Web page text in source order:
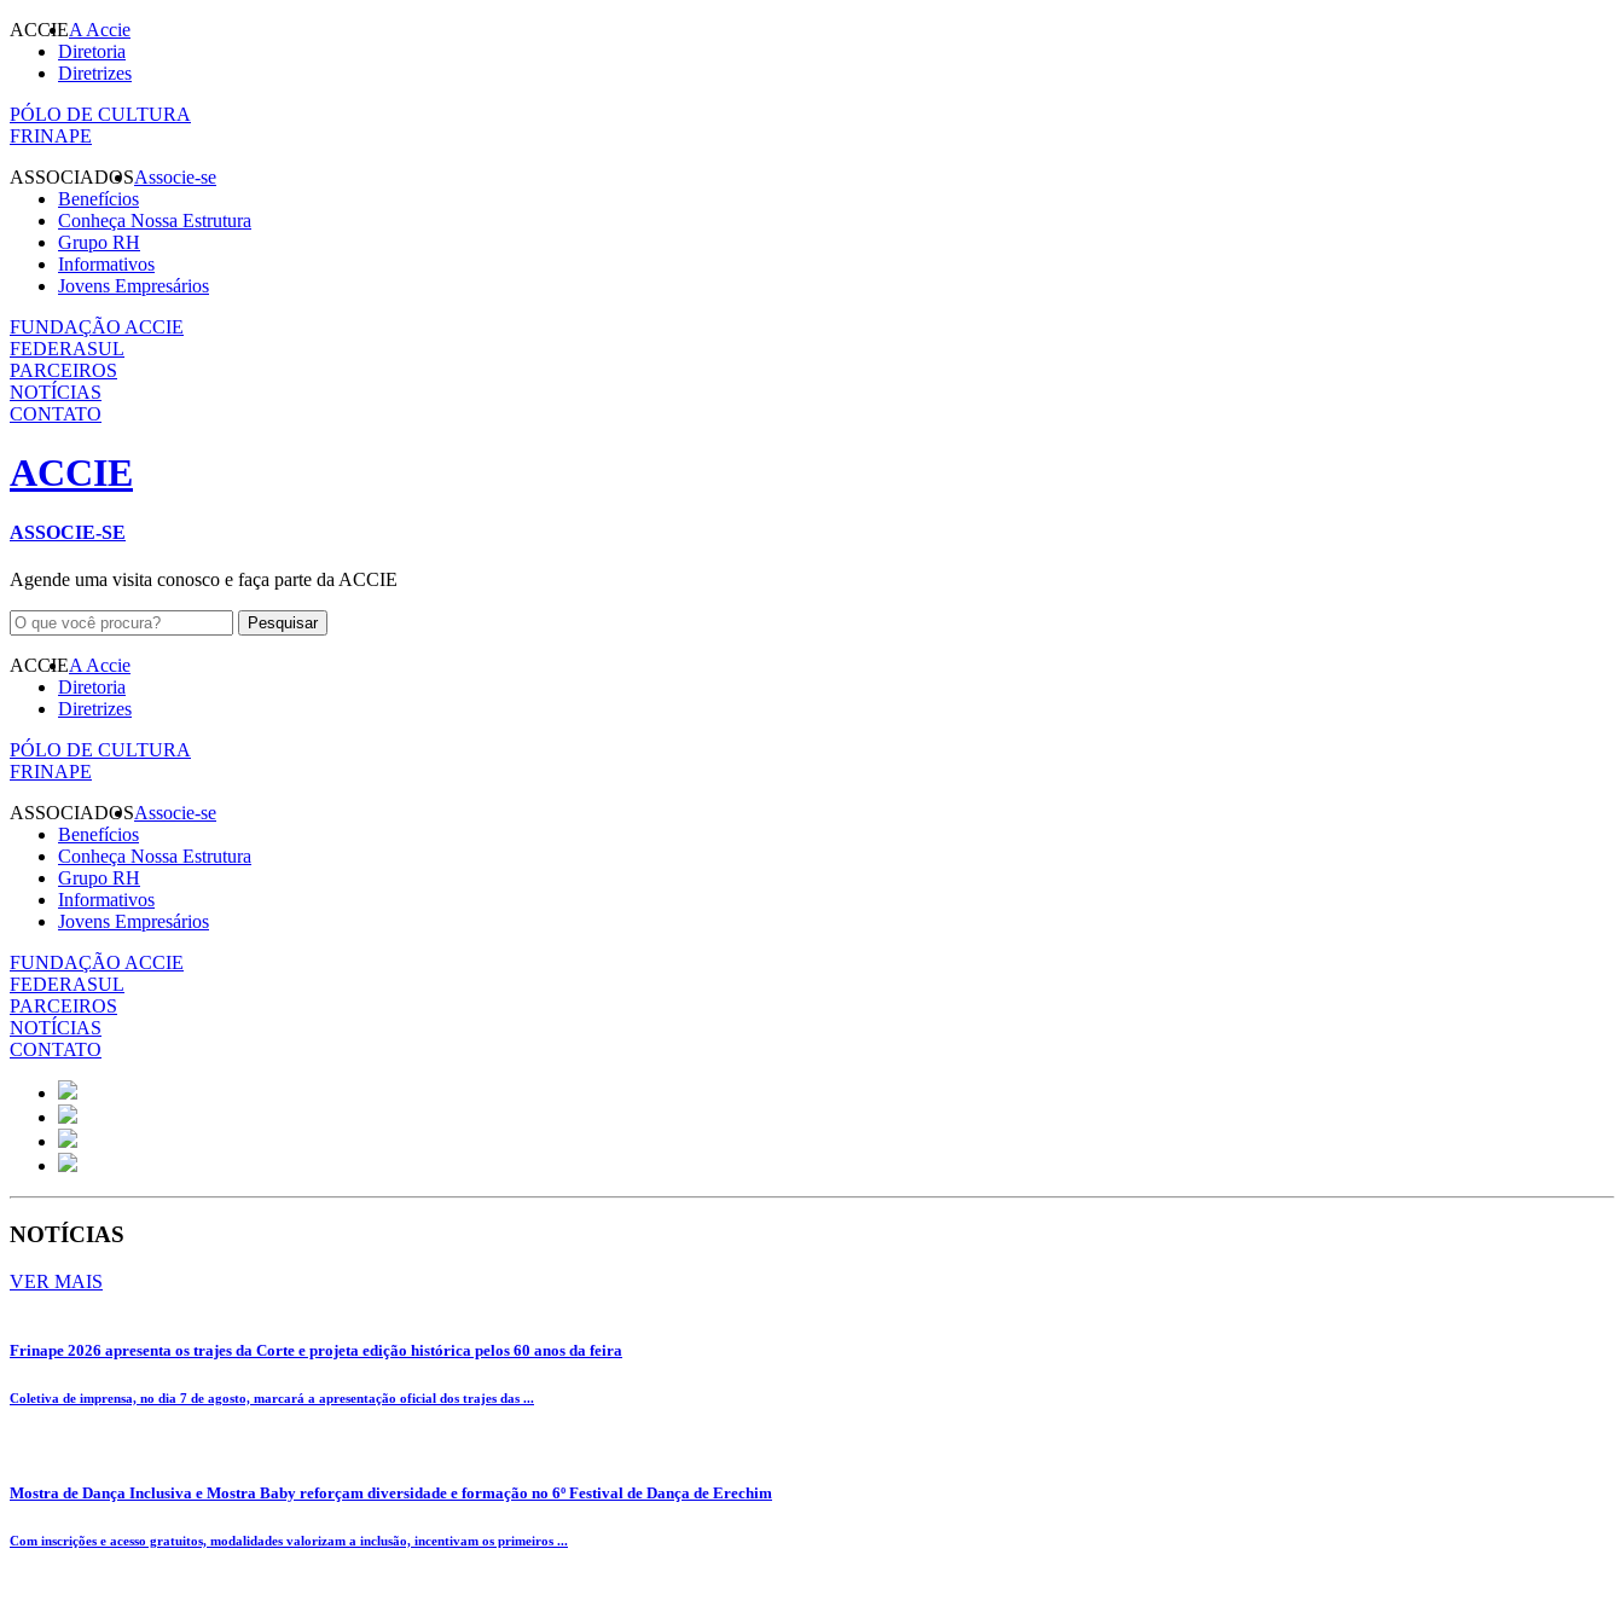
ACCIEA Accie
Diretoria
Diretrizes
PÓLO DE CULTURA
FRINAPE
ASSOCIADOSAssocie-se
Benefícios
Conheça Nossa Estrutura
Grupo RH
Informativos
Jovens Empresários
FUNDAÇÃO ACCIE
FEDERASUL
PARCEIROS
NOTÍCIAS
CONTATO
ACCIE
ASSOCIE-SE
Agende uma visita conosco e faça parte da ACCIE
ACCIEA Accie
Diretoria
Diretrizes
PÓLO DE CULTURA
FRINAPE
ASSOCIADOSAssocie-se
Benefícios
Conheça Nossa Estrutura
Grupo RH
Informativos
Jovens Empresários
FUNDAÇÃO ACCIE
FEDERASUL
PARCEIROS
NOTÍCIAS
CONTATO
NOTÍCIAS
VER MAIS
Frinape 2026 apresenta os trajes da Corte e projeta edição histórica pelos 60 anos da feira
Coletiva de imprensa, no dia 7 de agosto, marcará a apresentação oficial dos trajes das ...
Mostra de Dança Inclusiva e Mostra Baby reforçam diversidade e formação no 6º Festival de Dança de Erechim
Com inscrições e acesso gratuitos, modalidades valorizam a inclusão, incentivam os primeiros ...